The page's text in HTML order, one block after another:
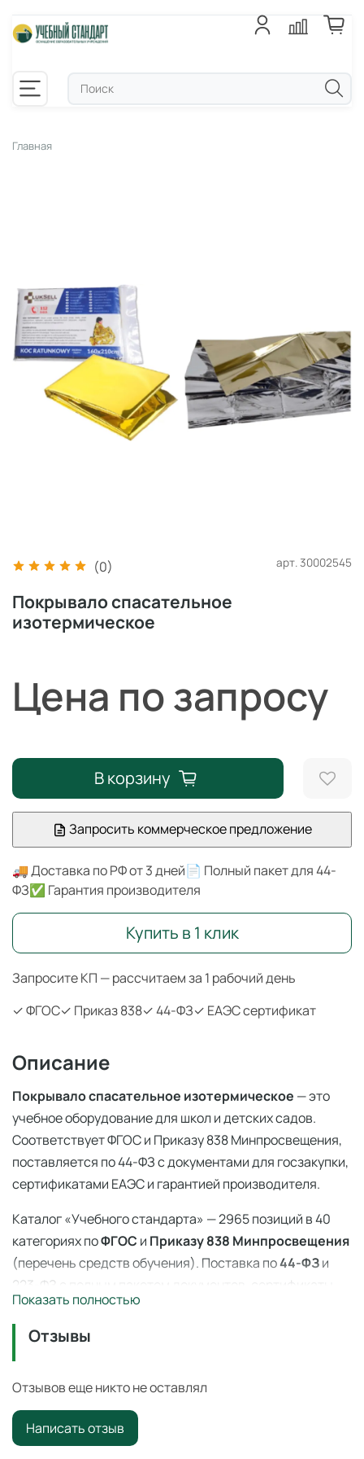
Главная
(0) арт. 30002545
Покрывало спасательное
изотермическое
Цена по запросу
Запросите КП — рассчитаем за 1 рабочий день
✓ ФГОС✓ Приказ 838✓ 44-ФЗ✓ ЕАЭС сертификат
В корзину
Запросить коммерческое предложение
🚚 Доставка по РФ от 3 дней📄 Полный пакет для 44-
ФЗ✅ Гарантия производителя
Купить в 1 клик
Описание
Покрывало спасательное изотермическое — это
учебное оборудование для школ и детских садов.
Соответствует ФГОС и Приказу 838 Минпросвещения,
поставляется по 44-ФЗ с документами для госзакупки,
сертификатами ЕАЭС и гарантией производителя.
Каталог «Учебного стандарта» — 2965 позиций в 40
категориях поФГОС и Приказу 838 Минпросвещения
(перечень средств обучения). Поставка по44-ФЗи
223-ФЗ с полным пакетом документов, сертификаты
ЕАЭС, гарантия производителя. Доставка по всей
России — 3–14 дней со склада в Ангарске.
Покрывало спасательное изотермическое
профессиональное учебное оборудование для
оснащения образовательных учреждений по ФГОС и
Приказу 838 Минпросвещения
Показать полностью
Отзывы
Отзывов еще никто не оставлял
Написать отзыв